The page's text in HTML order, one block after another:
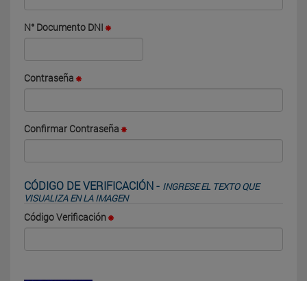
N° Documento DNI
Contraseña
Confirmar Contraseña
CÓDIGO DE VERIFICACIÓN - INGRESE EL TEXTO QUE
VISUALIZA EN LA IMAGEN
Código Verificación